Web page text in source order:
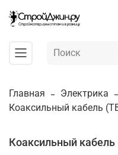
Главная Электрика
Коаксильный кабель
Коаксильный кабель